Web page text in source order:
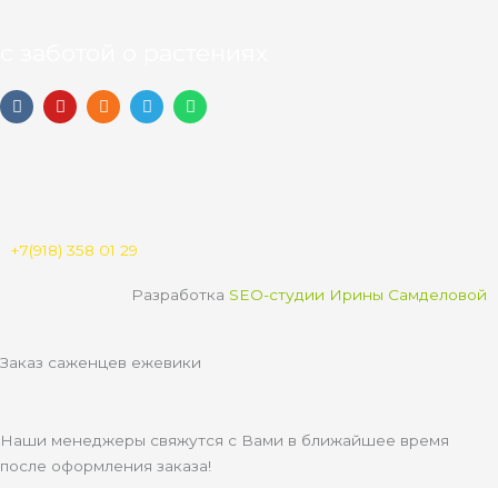
V
k
Y
o
u
O
d
n
n
T
e
l
W
h
a
+7(918) 358 01 29
Разработка SEO-студии Ирины Самделовой
Заказ саженцев ежевики
Наши менеджеры свяжутся с Вами в ближайшее время
после оформления заказа!